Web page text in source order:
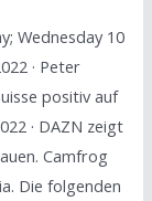
Wednesday 10
· Peter
positiv auf
· DAZN zeigt
Camfrog
Die folgenden